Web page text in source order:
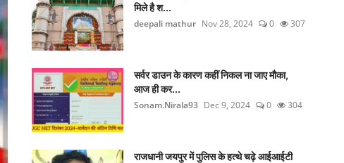
मिले है श...
deepali mathur Nov 28, 2024 0 307
सर्वर डाउन के कारण कहीं निकल ना जाए मौका,
आज ही कर...
Sonam.Nirala93 Dec 9, 2024 0 304
राजधानी जयपुर में पुलिस के हत्थे चढ़े आईआईटी